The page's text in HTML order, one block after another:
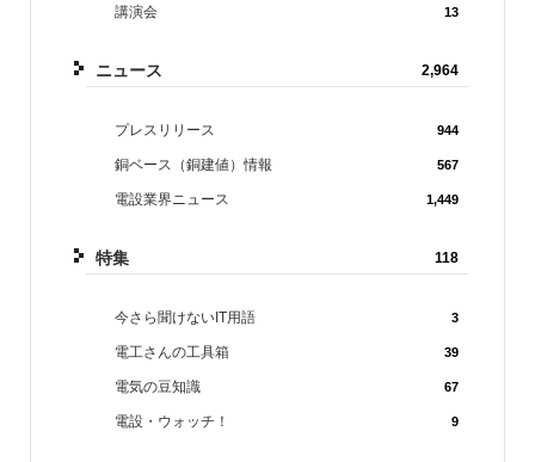
講演会 13
ニュース 2,964
プレスリリース 944
銅ベース（銅建値）情報 567
電設業界ニュース 1,449
特集 118
今さら聞けないIT用語 3
電工さんの工具箱 39
電気の豆知識 67
電設・ウォッチ！ 9